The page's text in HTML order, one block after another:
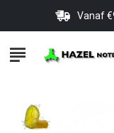
Vanaf